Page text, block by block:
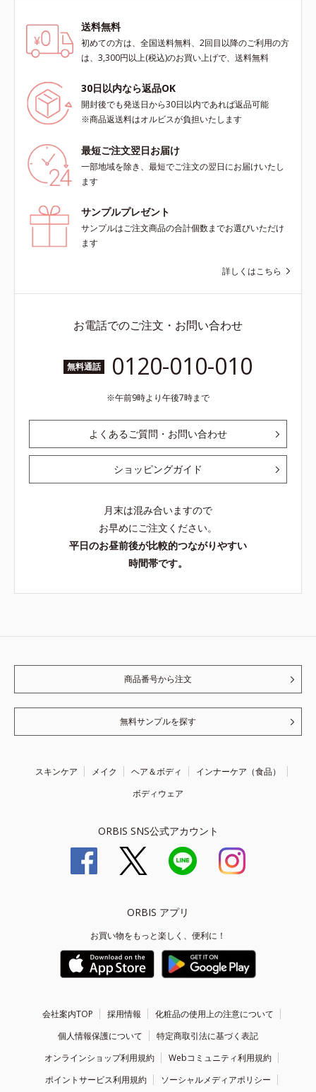
送料無料
初めての方は、全国送料無料、2回目以降のご利用の方
は、3,300円以上(税込)のお買い上げで、送料無料
30日以内なら返品OK
開封後でも発送日から30日以内であれば返品可能
※商品返送料はオルビスが負担いたします
最短ご注文翌日お届け
一部地域を除き、最短でご注文の翌日にお届けいたし
ます
サンプルプレゼント
サンプルはご注文商品の合計個数までお選びいただけ
ます
詳しくはこちら
お電話でのご注文・お問い合わせ
無料通話 0120-010-010
午前9時より午後7時まで
よくあるご質問・お問い合わせ
ショッピングガイド
月末は混み合いますので
お早めにご注文ください。
平日のお昼前後が比較的つながりやすい
時間帯です。
商品番号から注文
無料サンプルを探す
スキンケア メイク ヘア＆ボディ
インナーケア（食品）
ボディウェア
ORBIS SNS公式アカウント
ORBIS アプリ
お買い物をもっと楽しく、便利に！
会社案内TOP 採用情報
化粧品の使用上の注意について
個人情報保護について
特定商取引法に基づく表記
オンラインショップ利用規約
Webコミュニティ利用規約
ポイントサービス利用規約
ソーシャルメディアポリシー